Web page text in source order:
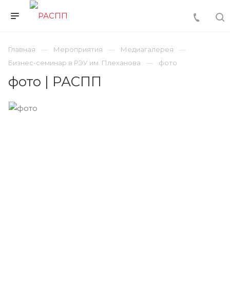
Главная Мероприятия
Медиагалерея
Бизнес-семинар в РЭУ им. Плеханова
фото
фото | РАСПП